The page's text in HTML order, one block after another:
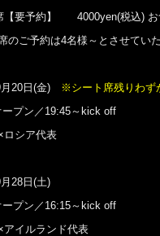
【要予約】 4000yen(税込) お
のご予約は4名様～とさせていた
20日(金)
※シート席残りわず
ープン／19:45～kick off
ロシア代表
28日(土)
ープン／16:15～kick off
アイルランド代表